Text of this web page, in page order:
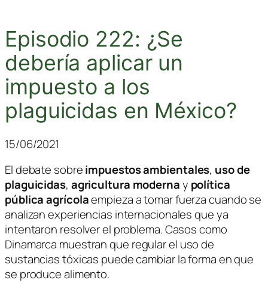
Episodio 222: ¿Se
debería aplicar un
impuesto a los
plaguicidas en México?
15/06/2021
El debate sobreimpuestos ambientales, uso de
plaguicidas, agricultura modernay política
pública agrícolaempieza a tomar fuerza cuando se
analizan experiencias internacionales que ya
intentaron resolver el problema. Casos como
Dinamarca muestran que regular el uso de
sustancias tóxicas puede cambiar la forma en que
se produce alimento.